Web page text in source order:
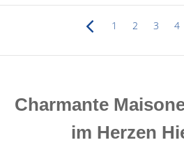
1 2 3 4
Charmante
im Herzen